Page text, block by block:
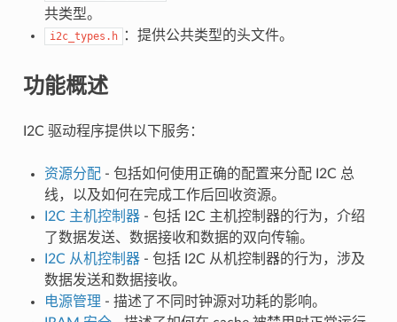
共类型。
i2c_types.h ：提供公共类型的头文件。
功能概述
I2C 驱动程序提供以下服务：
资源分配- 包括如何使用正确的配置来分配 I2C 总
线，以及如何在完成工作后回收资源。
I2C 主机控制器- 包括 I2C 主机控制器的行为，介绍
了数据发送、数据接收和数据的双向传输。
I2C 从机控制器- 包括 I2C 从机控制器的行为，涉及
数据发送和数据接收。
电源管理 - 描述了不同时钟源对功耗的影响。